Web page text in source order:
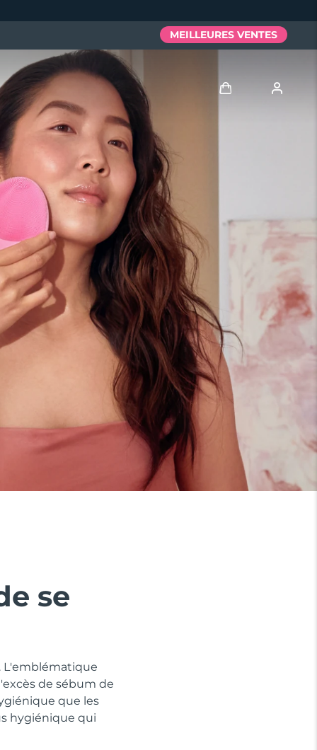
se
L'emblématique
de sébum de
que les
hygiénique qui
MEILLEURES VENTES
Mes commandes
Mes adresses
Mes abonnements